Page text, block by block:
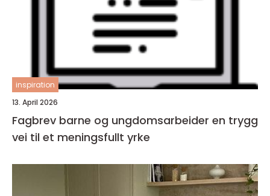
inspiration
13. April 2026
Fagbrev barne og ungdomsarbeider en trygg
vei til et meningsfullt yrke